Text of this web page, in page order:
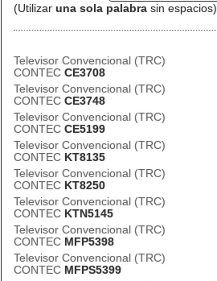
(Utilizar una sola palabra sin espacios)
Televisor Convencional (TRC)
CONTEC CE3708
Televisor Convencional (TRC)
CONTEC CE3748
Televisor Convencional (TRC)
CONTEC CE5199
Televisor Convencional (TRC)
CONTEC KT8135
Televisor Convencional (TRC)
CONTEC KT8250
Televisor Convencional (TRC)
CONTEC KTN5145
Televisor Convencional (TRC)
CONTEC MFP5398
Televisor Convencional (TRC)
CONTEC MFPS5399